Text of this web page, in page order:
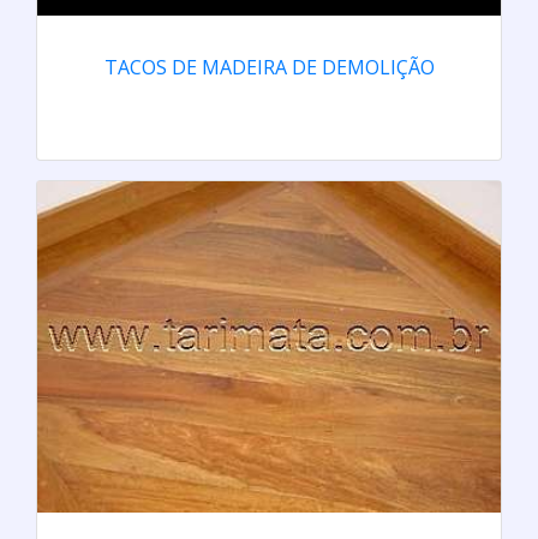
TACOS DE MADEIRA DE DEMOLIÇÃO